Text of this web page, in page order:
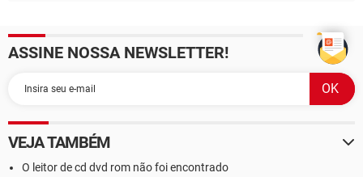
ASSINE NOSSA NEWSLETTER!
VEJA TAMBÉM
O leitor de cd dvd rom não foi encontrado